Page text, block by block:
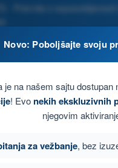
- Potvrda o osposobljenosti
Novo: Poboljšajte svoju
je na našem sajtu dostupan
! Evo nekih ekskluzivnih
njegovim
za vežbanje, bez